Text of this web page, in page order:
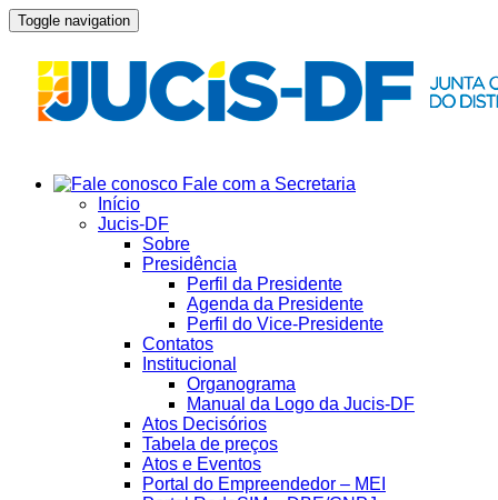
Toggle navigation
Fale com a Secretaria
Início
Jucis-DF
Sobre
Presidência
Perfil da Presidente
Agenda da Presidente
Perfil do Vice-Presidente
Contatos
Institucional
Organograma
Manual da Logo da Jucis-DF
Atos Decisórios
Tabela de preços
Atos e Eventos
Portal do Empreendedor – MEI